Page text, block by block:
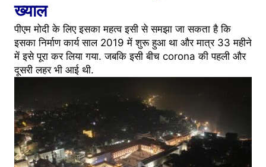
ख्याल
पीएम मोदी के लिए इसका महत्व इसी से समझा जा सकता है कि
इसका निर्माण कार्य साल 2019 में शुरू हुआ था और मात्र 33 महीने
में इसे पूरा कर लिया गया. जबकि इसी बीच corona की पहली और
दूसरी लहर भी आई थी.